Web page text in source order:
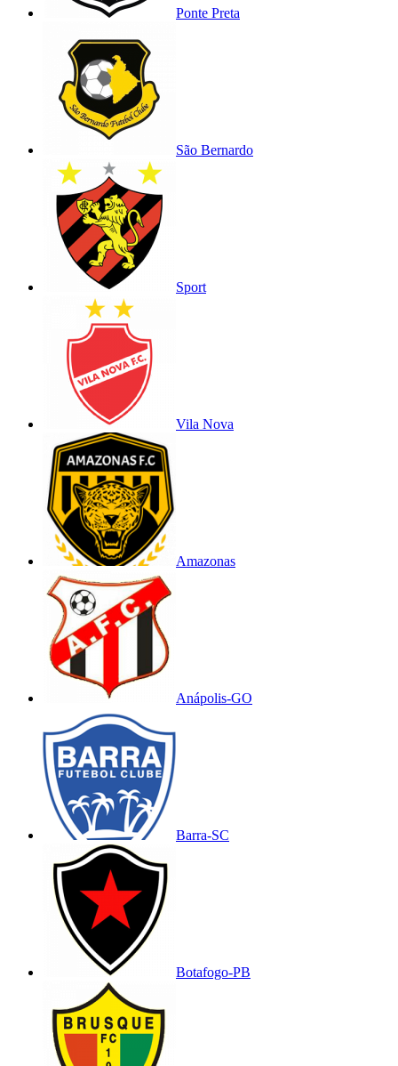
Ponte Preta
São Bernardo
Sport
Vila Nova
Amazonas
Anápolis-GO
Barra-SC
Botafogo-PB